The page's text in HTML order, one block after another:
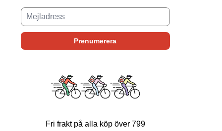
Fri frakt på alla köp över 799